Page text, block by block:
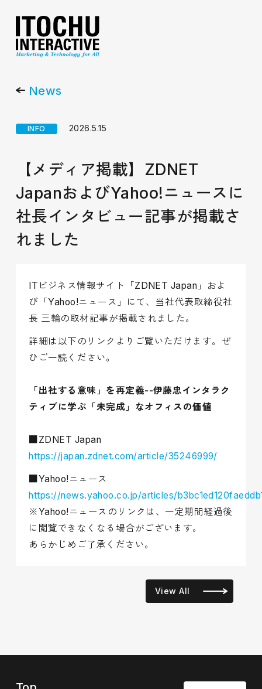
News
INFO 2026.5.15
【メディア掲載】ZDNET
JapanおよびYahoo!ニュースに
社長インタビュー記事が掲載さ
れました
ITビジネス情報サイト「ZDNET Japan」およ
び「Yahoo!ニュース」にて、当社代表取締役社
長 三輪の取材記事が掲載されました。
詳細は以下のリンクよりご覧いただけます。ぜ
ひご一読ください。
「出社する意味」を再定義--伊藤忠インタラク
ティブに学ぶ「未完成」なオフィスの価値
■ZDNET Japan
https://japan.zdnet.com/article/35246999/
■Yahoo!ニュース
https://news.yahoo.co.jp/articles/
※Yahoo!ニュースのリンクは、一定期間経過後
に閲覧できなくなる場合がございます。
あらかじめご了承ください。
View All